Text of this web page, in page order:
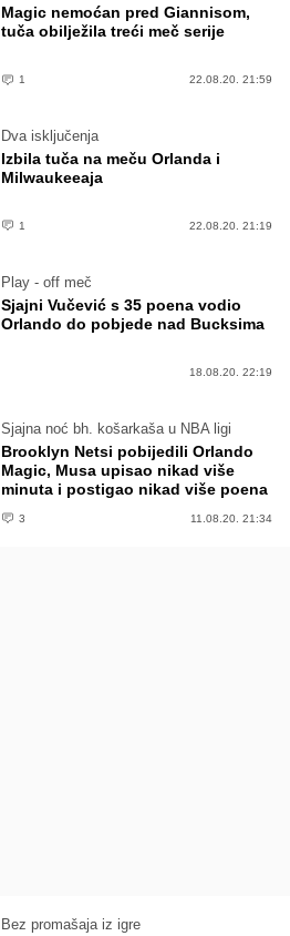
Magic nemoćan pred Giannisom,
tuča obilježila treći meč serije
1 22.08.20. 21:59
Dva isključenja
Izbila tuča na meču Orlanda i
Milwaukeeaja
1 22.08.20. 21:19
Play - off meč
Sjajni Vučević s 35 poena vodio
Orlando do pobjede nad Bucksima
18.08.20. 22:19
Sjajna noć bh. košarkaša u NBA ligi
Brooklyn Netsi pobijedili Orlando
Magic, Musa upisao nikad više
minuta i postigao nikad više poena
3 11.08.20. 21:34
Bez promašaja iz igre